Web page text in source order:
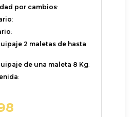
por cambios:
:
:
2 maletas de hasta
de una maleta 8 Kg:
: